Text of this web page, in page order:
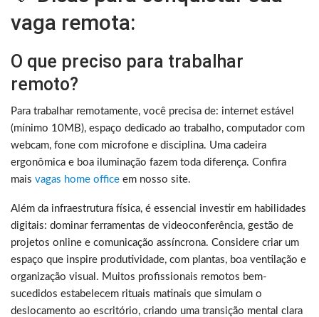
vaga remota:
O que preciso para trabalhar
remoto?
Para trabalhar remotamente, você precisa de: internet estável
(mínimo 10MB), espaço dedicado ao trabalho, computador com
webcam, fone com microfone e disciplina. Uma cadeira
ergonômica e boa iluminação fazem toda diferença. Confira
mais vagas home office em nosso site.
Além da infraestrutura física, é essencial investir em habilidades
digitais: dominar ferramentas de videoconferência, gestão de
projetos online e comunicação assíncrona. Considere criar um
espaço que inspire produtividade, com plantas, boa ventilação e
organização visual. Muitos profissionais remotos bem-
sucedidos estabelecem rituais matinais que simulam o
deslocamento ao escritório, criando uma transição mental clara